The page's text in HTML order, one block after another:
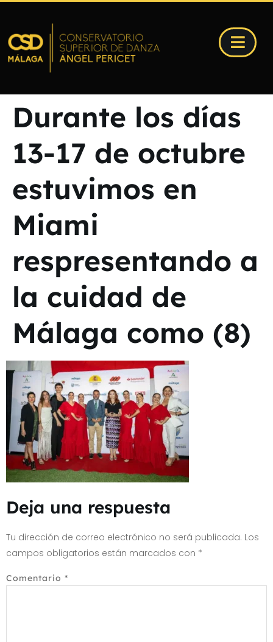
Durante los días
13-17 de octubre
estuvimos en
Miami
respresentando a
la cuidad de
Málaga como (8)
Deja una respuesta
Tu dirección de correo electrónico no será publicada. Los
campos obligatorios están marcados con *
Comentario *